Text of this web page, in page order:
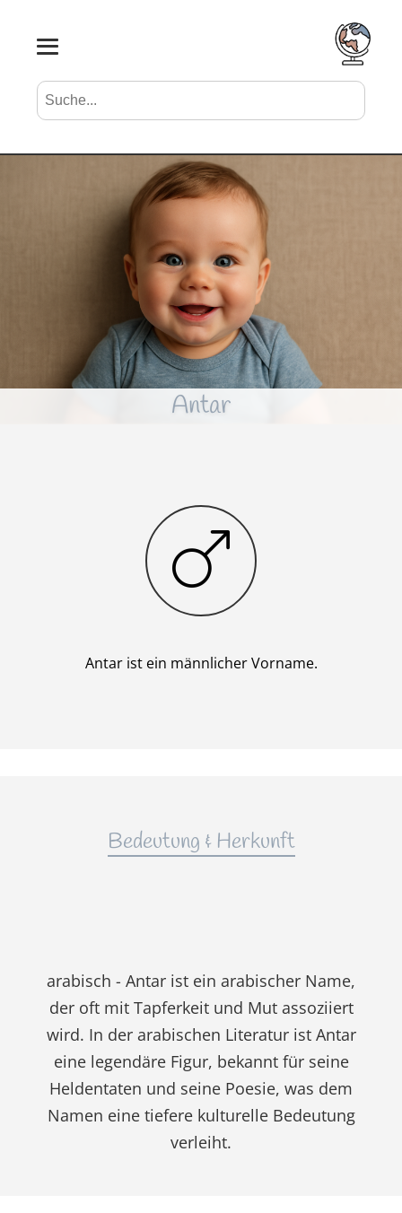
Suche nach Vornamen Search
Antar
Junge
Antar ist ein männlicher Vorname.
Bedeutung & Herkunft
arabisch - Antar ist ein arabischer Name,
der oft mit Tapferkeit und Mut assoziiert
wird. In der arabischen Literatur ist Antar
eine legendäre Figur, bekannt für seine
Heldentaten und seine Poesie, was dem
Namen eine tiefere kulturelle Bedeutung
verleiht.